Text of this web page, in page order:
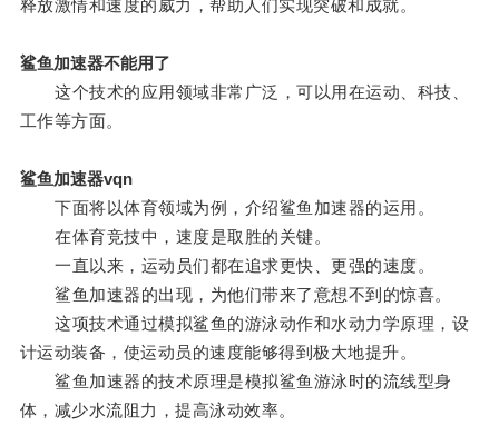
释放激情和速度的威力，帮助人们实现突破和成就。
鲨鱼加速器不能用了
这个技术的应用领域非常广泛，可以用在运动、科技、
工作等方面。
鲨鱼加速器vqn
下面将以体育领域为例，介绍鲨鱼加速器的运用。
在体育竞技中，速度是取胜的关键。
一直以来，运动员们都在追求更快、更强的速度。
鲨鱼加速器的出现，为他们带来了意想不到的惊喜。
这项技术通过模拟鲨鱼的游泳动作和水动力学原理，设
计运动装备，使运动员的速度能够得到极大地提升。
鲨鱼加速器的技术原理是模拟鲨鱼游泳时的流线型身
体，减少水流阻力，提高泳动效率。